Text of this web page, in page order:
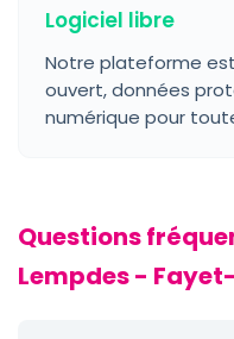
Logiciel libre
Notre plateforme
ouvert, données
numérique pour
Questions
Lempdes -